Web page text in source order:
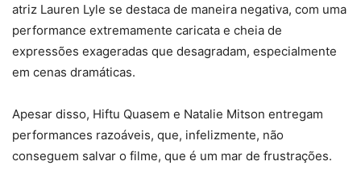
atriz Lauren Lyle se destaca de maneira negativa, com uma
performance extremamente caricata e cheia de
expressões exageradas que desagradam, especialmente
em cenas dramáticas.
Apesar disso, Hiftu Quasem e Natalie Mitson entregam
performances razoáveis, que, infelizmente, não
conseguem salvar o filme, que é um mar de frustrações.